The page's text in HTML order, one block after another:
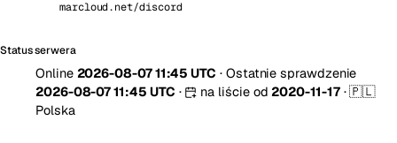
marcloud.net/discord
Status serwera
Online 2026-08-07 11:45 UTC · Ostatnie sprawdzenie
2026-08-07 11:45 UTC · na liście od 2020-11-17 · 🇵🇱
Polska